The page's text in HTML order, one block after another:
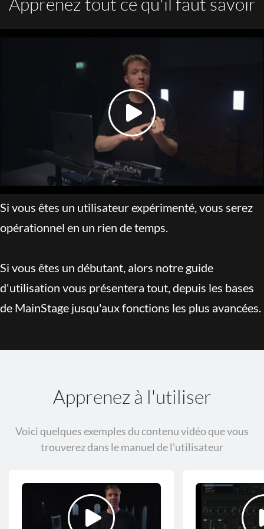
Si vous êtes un utilisateur expérimenté, vous serez
opérationnel en un rien de temps.
Si vous êtes un débutant, alors notre guide
d'utilisation vous présentera tout, depuis les bases
de MainStage jusqu'aux fonctions les plus avancées.
Apprenez à l'utiliser
Voici quelques exemples du contenu vidéo que vous
trouverez dans le manuel de l'utilisateur